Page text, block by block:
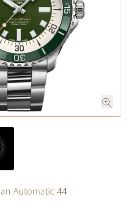
Automatic 44